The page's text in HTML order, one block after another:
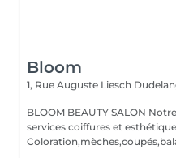
Bloom
1, Rue Auguste Liesch
BLOOM BEAUTY SALON
services coiffures et